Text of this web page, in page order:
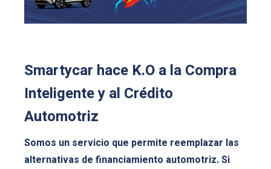
Smartycar hace K.O a la Compra
Inteligente y al Crédito
Automotriz
Somos un servicio que permite reemplazar las
alternativas de financiamiento automotriz. Si